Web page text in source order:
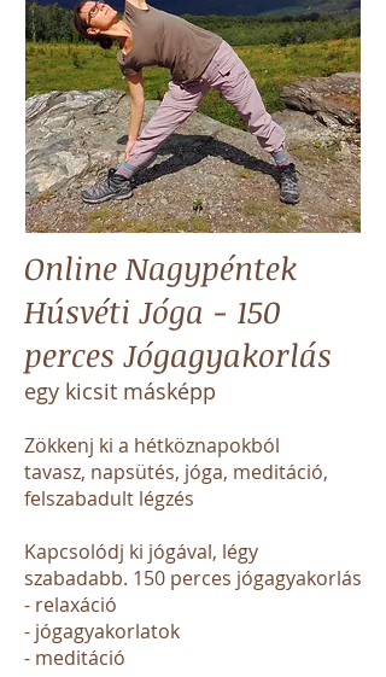
Online Nagypéntek
Húsvéti Jóga - 150
perces Jógagyakorlás
egy kicsit másképp
Zökkenj ki a hétköznapokból
tavasz, napsütés, jóga, meditáció,
felszabadult légzés
Kapcsolódj ki jógával, légy
szabadabb. 150 perces jógagyakorlás
- relaxáció
- jógagyakorlatok
- meditáció